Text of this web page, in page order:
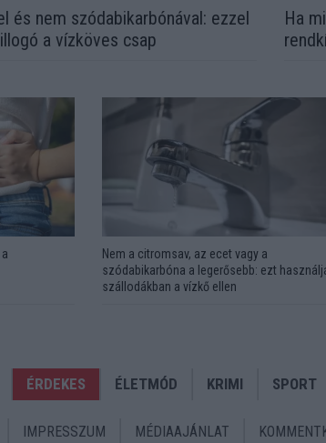
és nem szódabikarbónával: ezzel
a vízköves csap
Ha
Nem a citromsav, az ecet vagy a
szódabikarbóna a legerősebb: ezt
szállodákban a vízkő ellen
ÉRDEKES ÉLETMÓD KRIMI SPORT
IMPRESSZUM MÉDIAAJÁNLAT